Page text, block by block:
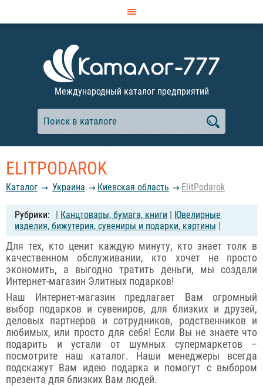
Международный каталог предприятий
ELITPODAROK
Каталог Украина Киевская область ElitPodarok
| Канцтовары, бумага, книги | Ювелирные
изделия, бижутерия, сувениры и подарки, картины |
Для тех, кто ценит каждую минуту, кто знает толк в
качественном обслуживании, кто хочет не просто
экономить, а выгодно тратить деньги, мы создали
Интернет-магазин Элитных подарков!
Наш Интернет-магазин предлагает Вам огромный
выбор подарков и сувениров, для близких и друзей,
деловых партнеров и сотрудников, родственников и
любимых, или просто для себя! Если Вы не знаете что
подарить и устали от шумных супермаркетов –
посмотрите наш каталог. Наши менеджеры всегда
подскажут Вам идею подарка и помогут с выбором
презента для близких Вам людей.